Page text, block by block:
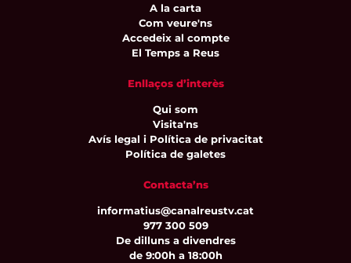
A la carta
Com veure'ns
Accedeix al compte
El Temps a Reus
Enllaços d’interès
Qui som
Visita'ns
Avís legal i Política de privacitat
Política de galetes
Contacta’ns
informatius@canalreustv.cat
977 300 509
De dilluns a divendres
de 9:00h a 18:00h